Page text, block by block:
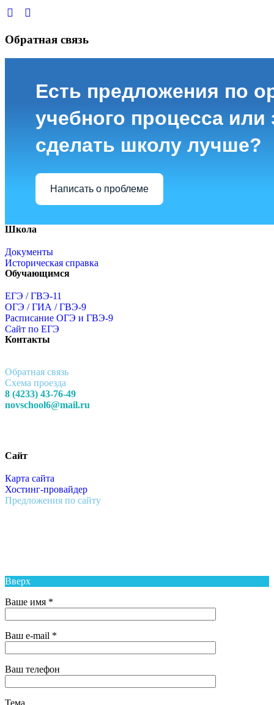
Обратная связь
Есть предложения по
учебного процесса или
сделать школу лучше?
Написать о проблеме
Школа
Документы
Историческая справка
Обучающимся
ЕГЭ / ГВЭ-11
ОГЭ / ГИА / ГВЭ-9
Расписание ОГЭ и ГВЭ-9
Сайт по ЕГЭ
Контакты
Обратная связь
Схема проезда
8 (4233) 43-76-49
novschool6@mail.ru
Сайт
Карта сайта
Хостинг-провайдер
Предложения по сайту
Вверх
Ваше имя *
Ваш e-mail *
Ваш телефон